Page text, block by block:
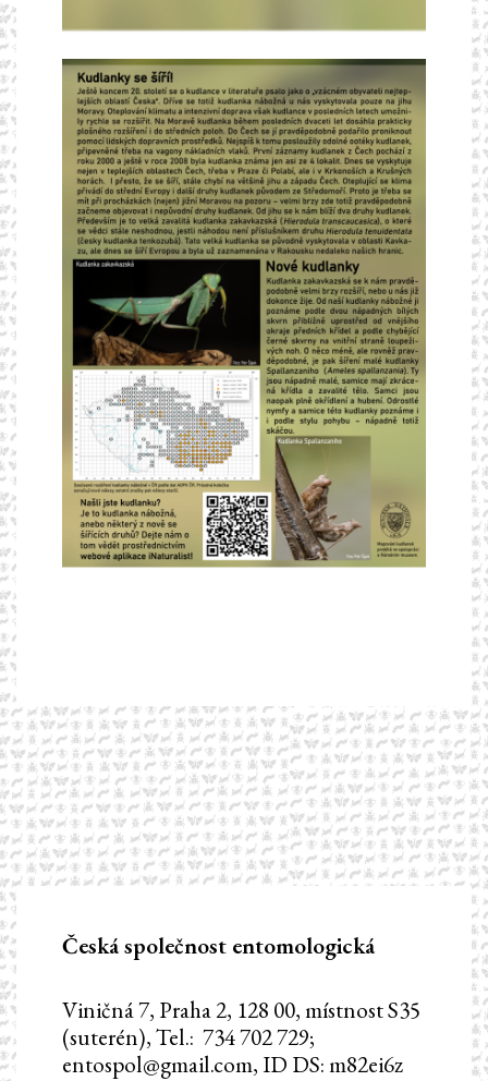
Česká společnost entomologická
Viničná 7, Praha 2, 128 00, místnost S35
(suterén), Tel.: 734 702 729;
entospol@gmail.com, ID DS: m82ei6z